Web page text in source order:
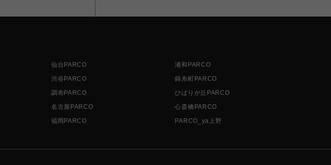
仙台PARCO
浦和PARCO
渋谷PARCO
錦糸町PARCO
調布PARCO
ひばりが丘PARCO
名古屋PARCO
心斎橋PARCO
福岡PARCO PARCO_ya上野